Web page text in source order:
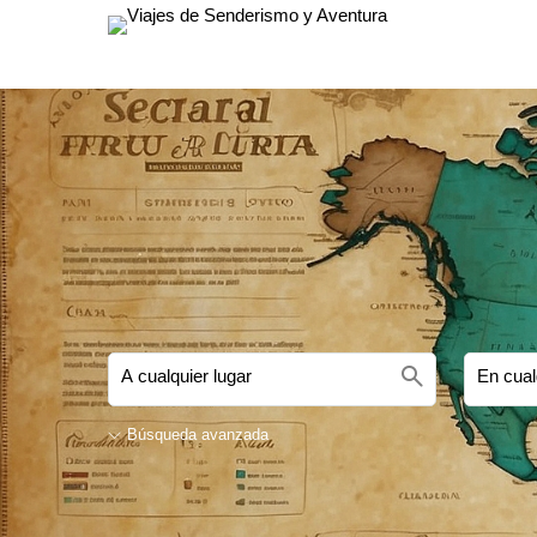
search
Búsqueda avanzada